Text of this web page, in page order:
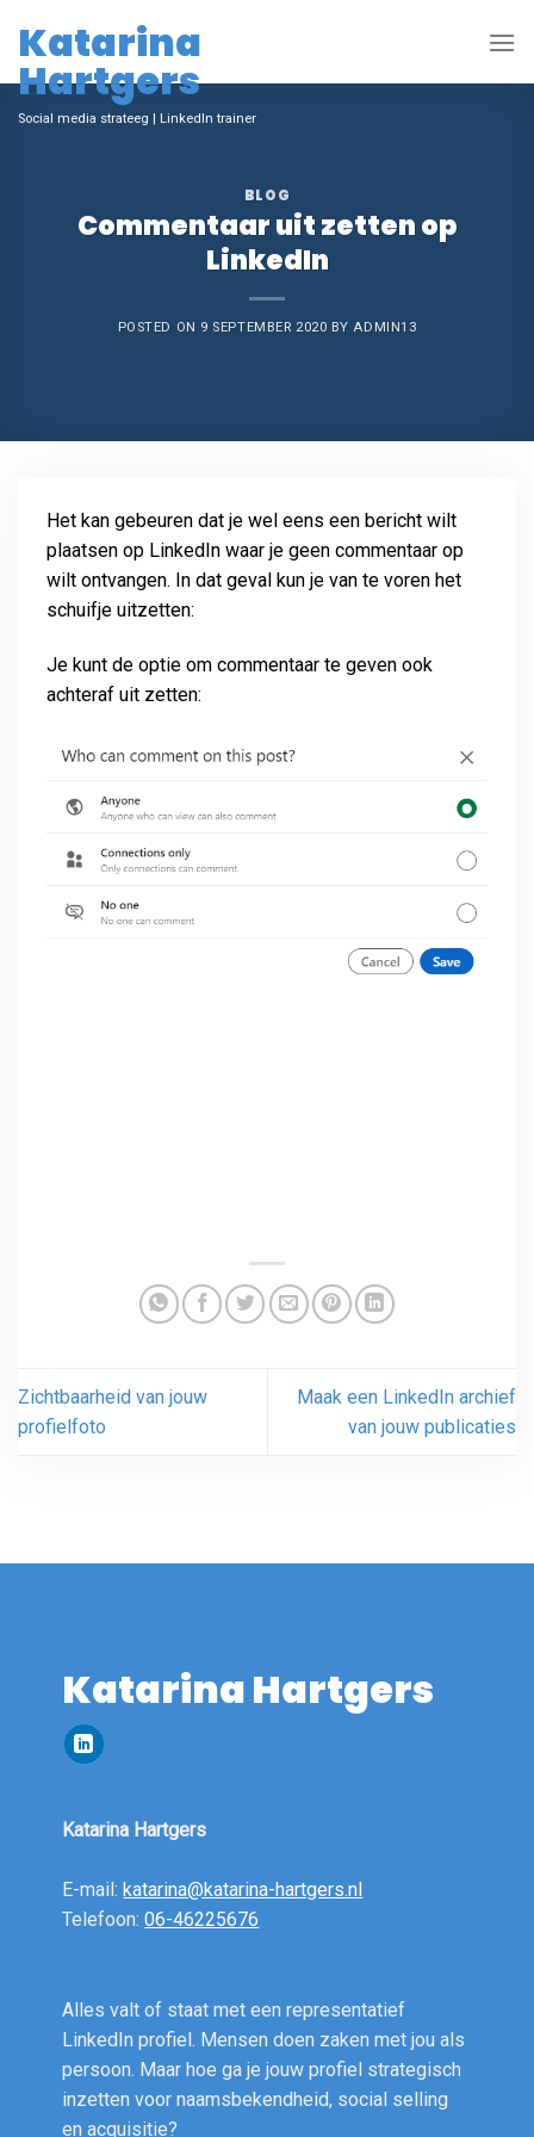
content
Katarina
Hartgers
Social media strateeg | LinkedIn trainer
BLOG
Commentaar uit zetten op
LinkedIn
POSTED ON 9 SEPTEMBER 2020 BYADMIN13
Het kan gebeuren dat je wel eens een bericht wilt
plaatsen op LinkedIn waar je geen commentaar op
wilt ontvangen. In dat geval kun je van te voren het
schuifje uitzetten:
Je kunt de optie om commentaar te geven ook
achteraf uit zetten:
Zichtbaarheid van jouw
profielfoto
Maak een LinkedIn archief
van jouw publicaties
Katarina Hartgers
E-mail: katarina@katarina-hartgers.nl
Telefoon:06-46225676
Alles valt of staat met een representatief
LinkedIn profiel. Mensen doen zaken met jou als
persoon. Maar hoe ga je jouw profiel strategisch
inzetten voor naamsbekendheid, social selling
en acquisitie?
Katarina Hartgers